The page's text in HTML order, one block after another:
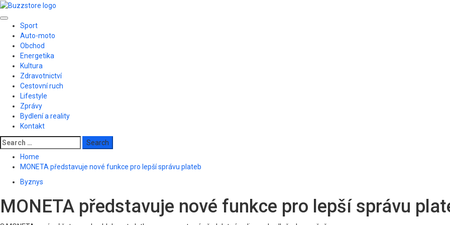
Skip
content
Primary
Menu
Sport
Auto-moto
Obchod
Energetika
Kultura
Zdravotnictví
Cestovní ruch
Lifestyle
Zprávy
Bydlení a reality
Kontakt
Search
for:
Home
MONETA představuje nové funkce pro lepší správu plateb
Byznys
MONETA představuje nové funkce pro lepší správu